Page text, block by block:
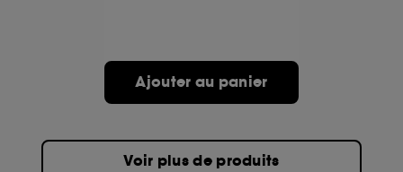
Ajouter au panier
Voir plus de produits